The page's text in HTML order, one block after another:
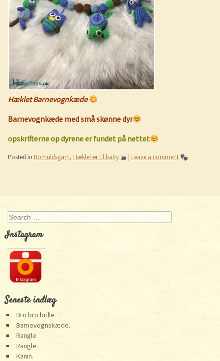
HækletBarnevognkæde
Barnevognkæde med små skønne dyr
opskrifterne op dyrene er fundet på nettet
Posted in Bomuldsgarn, Hæklerier til baby | Leave a comment
Post navigation
Search
Instagram
Seneste indlæg
Bro bro brille.
Barnevognskæde.
Rangle.
Rangle.
Kanin.